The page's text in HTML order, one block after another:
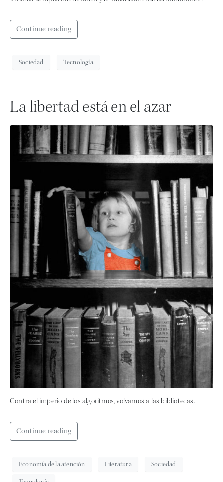
Continue reading
Sociedad Tecnología
La libertad está en el azar
Contra el imperio de los algoritmos, volvamos a las bibliotecas.
Continue reading
Economía de la atención Literatura Sociedad